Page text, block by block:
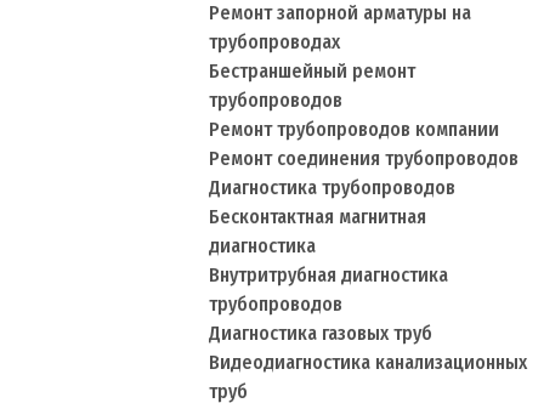
Ремонт запорной арматуры на
трубопроводах
Бестраншейный ремонт
трубопроводов
Ремонт трубопроводов компании
Ремонт соединения трубопроводов
Диагностика трубопроводов
Бесконтактная магнитная
диагностика
Внутритрубная диагностика
трубопроводов
Диагностика газовых труб
Видеодиагностика канализационных
труб